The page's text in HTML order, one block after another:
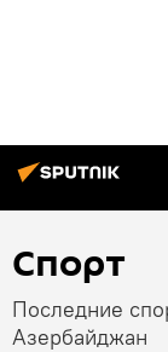
Спорт
Последние
Азербайджан